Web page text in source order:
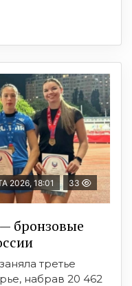
2026, 18:01 33
бронзовые
третье
набрав 20 462